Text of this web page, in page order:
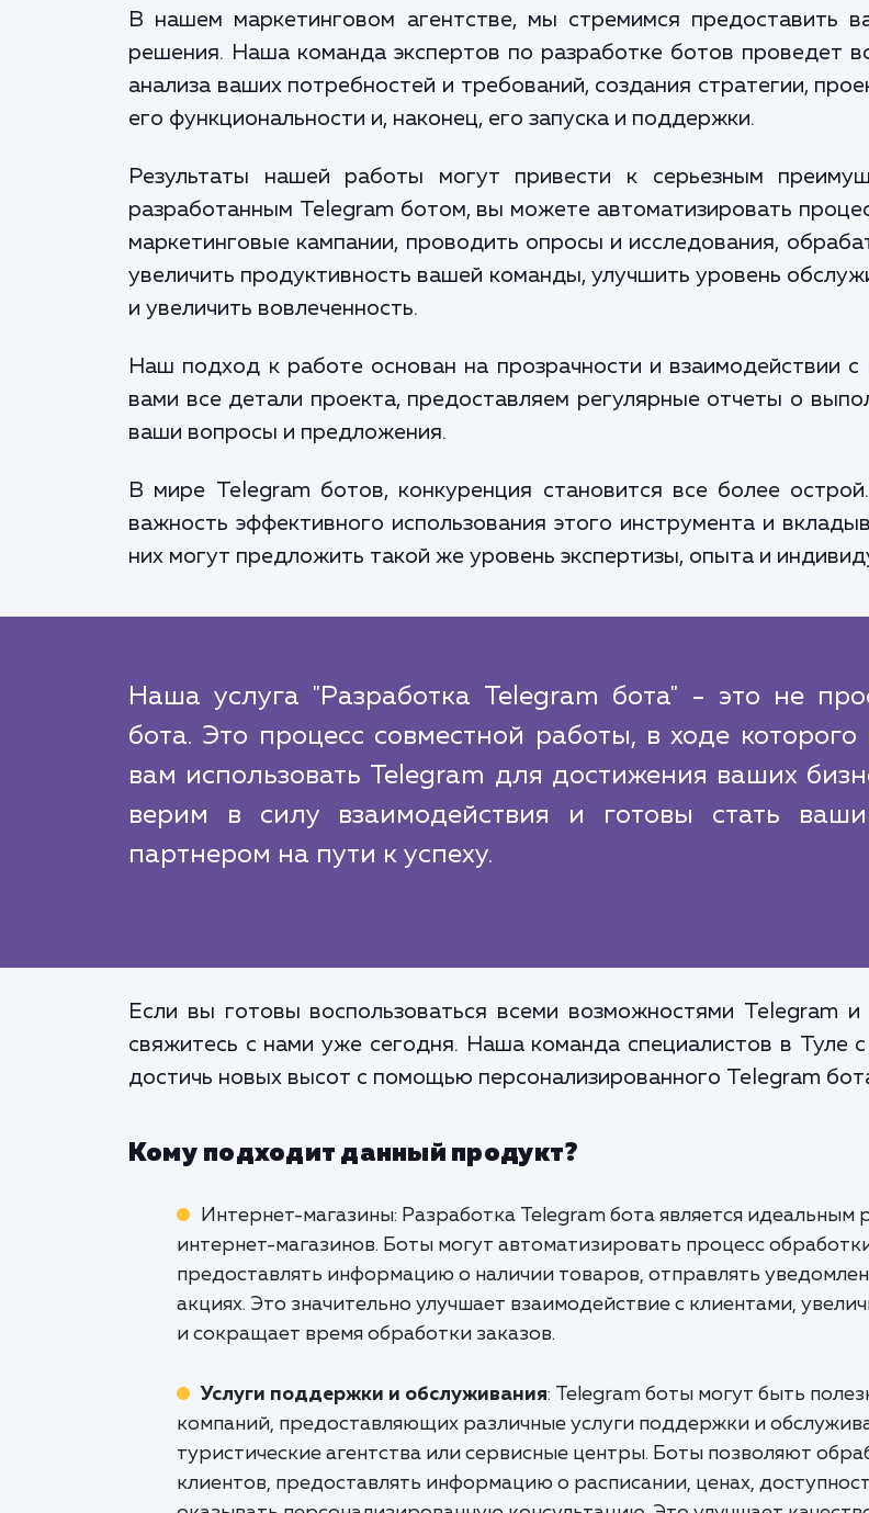
В нашем маркетинговом агентстве, мы стремимся предоставить
решения. Наша команда экспертов по разработке ботов проведет
анализа ваших потребностей и требований, создания стратегии,
его функциональности и, наконец, его запуска и поддержки.
Результаты нашей работы могут привести к серьезным
разработанным Telegram ботом, вы можете автоматизировать
маркетинговые кампании, проводить опросы и исследования,
увеличить продуктивность вашей команды, улучшить уровень
и увеличить вовлеченность.
Наш подход к работе основан на прозрачности и взаимодействии
вами все детали проекта, предоставляем регулярные отчеты о
ваши вопросы и предложения.
В мире Telegram ботов, конкуренция становится все более
важность эффективного использования этого инструмента и
них могут предложить такой же уровень экспертизы, опыта и
Наша услуга "Разработка Telegram бота" - это не
бота. Это процесс совместной работы, в ходе
вам использовать Telegram для достижения ваших
верим в силу взаимодействия и готовы стать
партнером на пути к успеху.
Если вы готовы воспользоваться всеми возможностями Telegram
свяжитесь с нами уже сегодня. Наша команда специалистов в Туле
достичь новых высот с помощью персонализированного Telegram
Кому подходит данный продукт?
Интернет-магазины: Разработка Telegram бота является идеальным
интернет-магазинов. Боты могут автоматизировать процесс
предоставлять информацию о наличии товаров, отправлять
акциях. Это значительно улучшает взаимодействие с клиентами,
и сокращает время обработки заказов.
Услуги поддержки и обслуживания: Telegram боты могут быть
компаний, предоставляющих различные услуги поддержки и
туристические агентства или сервисные центры. Боты позволяют
клиентов, предоставлять информацию о расписании, ценах,